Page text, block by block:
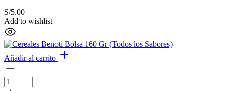
S/5.00
Add to wishlist
Añadir al carrito